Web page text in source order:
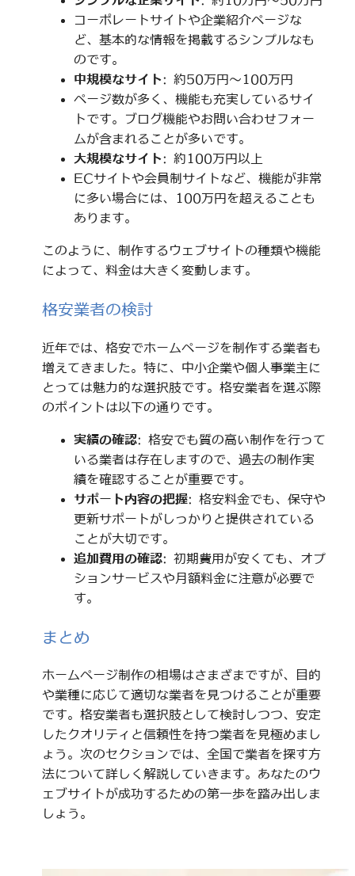
コーポレートサイトや企業紹介ページな
ど、基本的な情報を掲載するシンプルなも
のです。
中規模なサイト: 約50万円～100万円
ページ数が多く、機能も充実しているサイ
トです。ブログ機能やお問い合わせフォー
ムが含まれることが多いです。
大規模なサイト: 約100万円以上
ECサイトや会員制サイトなど、機能が非常
に多い場合には、100万円を超えることも
あります。
このように、制作するウェブサイトの種類や機能
によって、料金は大きく変動します。
格安業者の検討
近年では、格安でホームページを制作する業者も
増えてきました。特に、中小企業や個人事業主に
とっては魅力的な選択肢です。格安業者を選ぶ際
のポイントは以下の通りです。
実績の確認: 格安でも質の高い制作を行って
いる業者は存在しますので、過去の制作実
績を確認することが重要です。
サポート内容の把握: 格安料金でも、保守や
更新サポートがしっかりと提供されている
ことが大切です。
追加費用の確認: 初期費用が安くても、オプ
ションサービスや月額料金に注意が必要で
す。
まとめ
ホームページ制作の相場はさまざまですが、目的
や業種に応じて適切な業者を見つけることが重要
です。格安業者も選択肢として検討しつつ、安定
したクオリティと信頼性を持つ業者を見極めまし
ょう。次のセクションでは、全国で業者を探す方
法について詳しく解説していきます。あなたのウ
ェブサイトが成功するための第一歩を踏み出しま
しょう。